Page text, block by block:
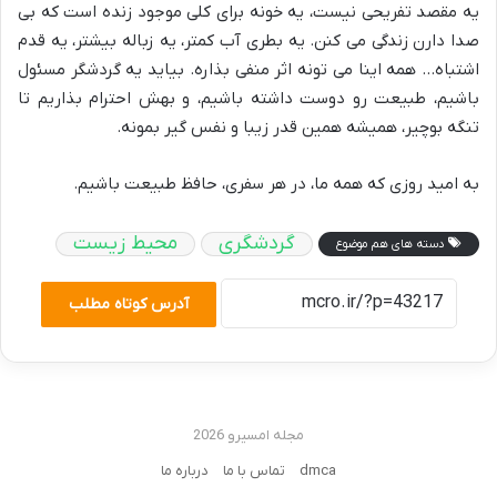
یه مقصد تفریحی نیست، یه خونه برای کلی موجود زنده است که بی
صدا دارن زندگی می کنن. یه بطری آب کمتر، یه زباله بیشتر، یه قدم
اشتباه… همه اینا می تونه اثر منفی بذاره. بیاید یه گردشگر مسئول
باشیم، طبیعت رو دوست داشته باشیم، و بهش احترام بذاریم تا
تنگه بوچیر، همیشه همین قدر زیبا و نفس گیر بمونه.
به امید روزی که همه ما، در هر سفری، حافظ طبیعت باشیم.
دسته های هم موضوع گردشگری محیط زیست
آدرس کوتاه مطلب
مجله امسیرو 2026
dmca
تماس با ما درباره ما